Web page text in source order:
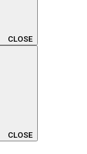
CLOSE
CLOSE